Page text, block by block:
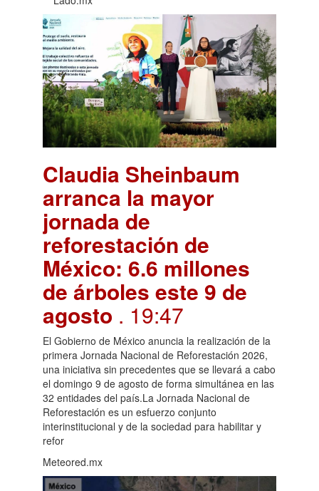
Claudia Sheinbaum
arranca la mayor
jornada de
reforestación de
México: 6.6 millones
de árboles este 9 de
agosto . 19:47
El Gobierno de México anuncia la realización de la
primera Jornada Nacional de Reforestación 2026,
una iniciativa sin precedentes que se llevará a cabo
el domingo 9 de agosto de forma simultánea en las
32 entidades del país.La Jornada Nacional de
Reforestación es un esfuerzo conjunto
interinstitucional y de la sociedad para habilitar y
refor
Meteored.mx